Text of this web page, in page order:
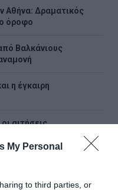
My Personal
to third parties, or
Αθήνα: Δραματικός
όροφο
Βαλκάνιους
η έγκαιρη
αιτήσεις